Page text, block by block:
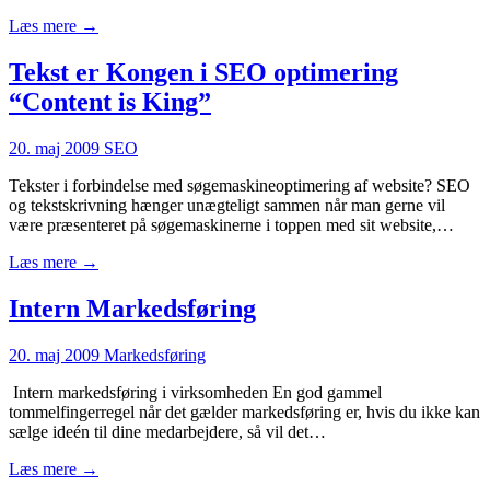
Læs mere →
Tekst er Kongen i SEO optimering
“Content is King”
20. maj 2009 SEO
Tekster i forbindelse med søgemaskineoptimering af website? SEO
og tekstskrivning hænger unægteligt sammen når man gerne vil
være præsenteret på søgemaskinerne i toppen med sit website,…
Læs mere →
Intern Markedsføring
20. maj 2009 Markedsføring
Intern markedsføring i virksomheden En god gammel
tommelfingerregel når det gælder markedsføring er, hvis du ikke kan
sælge ideén til dine medarbejdere, så vil det…
Læs mere →